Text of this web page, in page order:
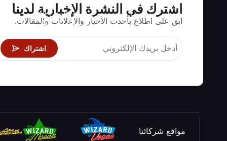
اشترك في النشرة الإخبارية لدينا
ابق على اطلاع بأحدث الأخبار والإعلانات والمقالات.
اشتراك
استراتيجيات ومعلومات صحيحة رياضيا لألعاب الكازينو مثل
البلاك جاك وكرابس والروليت ومئات الألعاب الأخرى التي
يمكن لعبها.
مواقع شركائنا